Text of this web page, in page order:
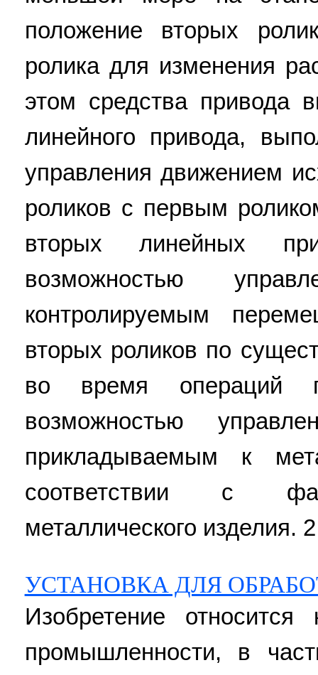
положение вторых
ролика для изменения
этом средства привода
линейного привода,
управления движением
роликов с первым
вторых линейных
возможностью
контролируемым
вторых роликов по
во время
возможностью
прикладываемым к
соответствии с
металлического изделия.
УСТАНОВКА ДЛЯ
Изобретение
промышленности, в